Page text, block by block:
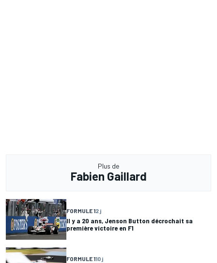
Plus de
Fabien Gaillard
FORMULE 12 j
Il y a 20 ans, Jenson Button décrochait sa
première victoire en F1
FORMULE 110 j